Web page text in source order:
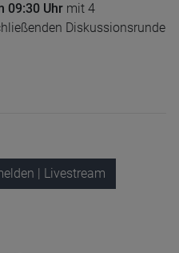
09:30 Uhr mit 4
Diskussionsrunde
| Livestream